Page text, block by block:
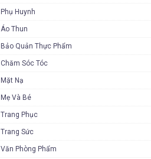
Phụ Huynh
Áo Thun
Bảo Quản Thực Phẩm
Chăm Sóc Tóc
Mặt Nạ
Mẹ Và Bé
Trang Phục
Trang Sức
Văn Phòng Phẩm